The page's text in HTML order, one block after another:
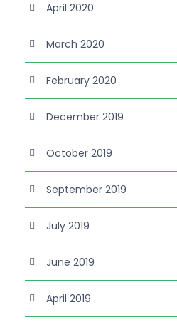
April 2020
March 2020
February 2020
December 2019
October 2019
September 2019
July 2019
June 2019
April 2019